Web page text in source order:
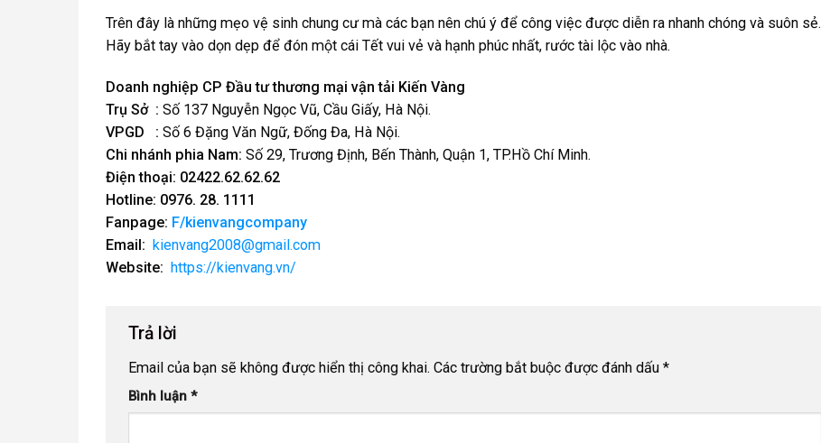
Trên đây là những mẹo vệ sinh chung cư mà các bạn nên chú ý để công việc được diễn ra nhanh chóng và suôn sẻ.
Hãy bắt tay vào dọn dẹp để đón một cái Tết vui vẻ và hạnh phúc nhất, rước tài lộc vào nhà.
Doanh nghiệp CP Đầu tư thương mại vận tải Kiến Vàng
Trụ Sở : Số 137 Nguyễn Ngọc Vũ, Cầu Giấy, Hà Nội.
VPGD : Số 6 Đặng Văn Ngữ, Đống Đa, Hà Nội.
Chi nhánh phia Nam: Số 29, Trương Định, Bến Thành, Quận 1, TP.Hồ Chí Minh.
Điện thoại: 02422.62.62.62
Hotline: 0976. 28. 1111
Fanpage: F/kienvangcompany
Email: kienvang2008@gmail.com
Website: https://kienvang.vn/
Trả lời
Email của bạn sẽ không được hiển thị công khai. Các trường bắt buộc được đánh dấu *
Bình luận *